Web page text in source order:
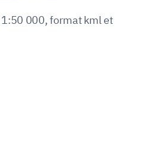
000, format kml et